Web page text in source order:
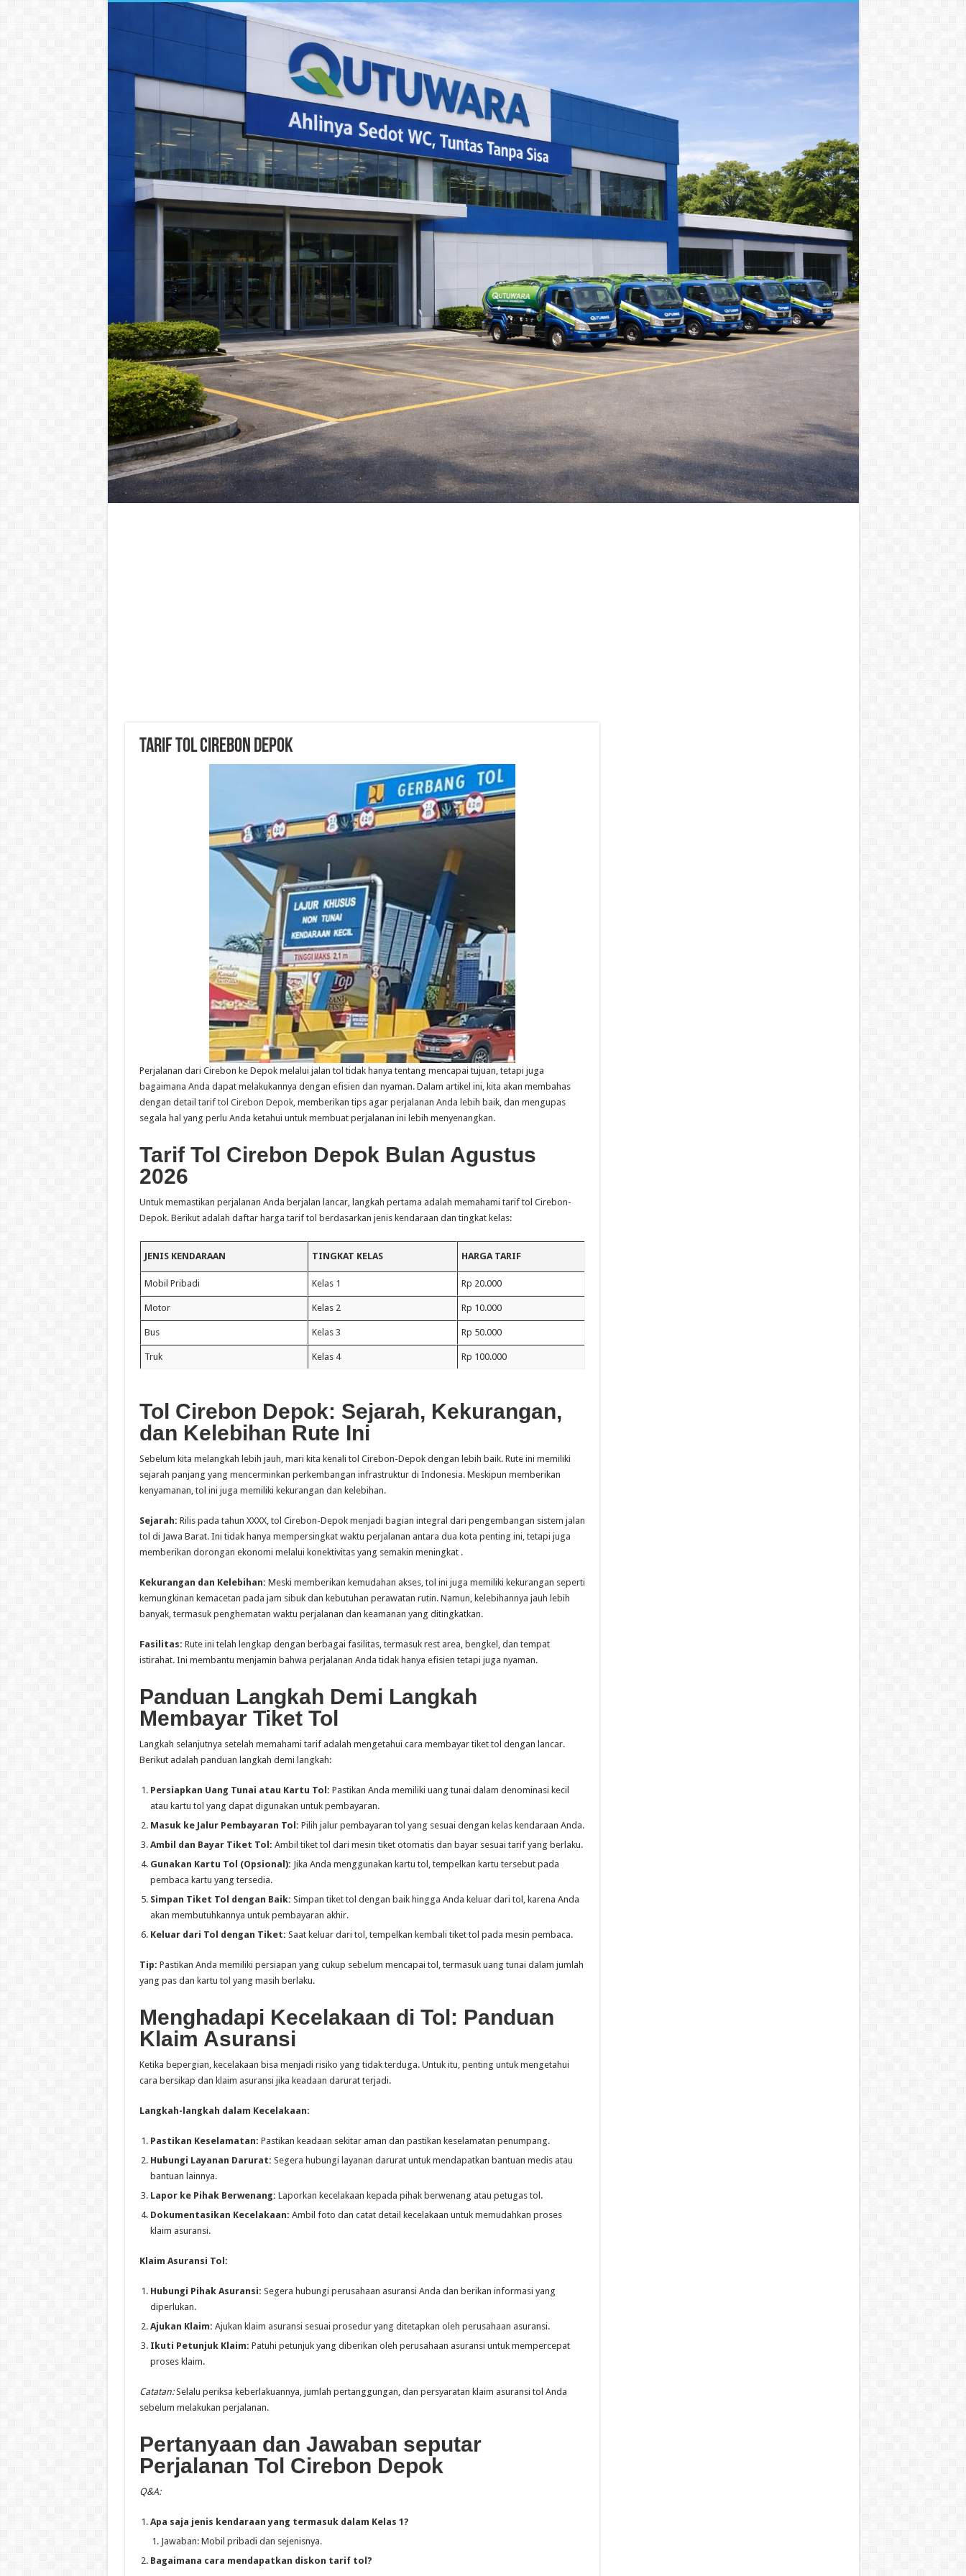
Tarif Tol Cirebon Depok
Perjalanan dari Cirebon ke Depok melalui jalan tol tidak hanya tentang mencapai tujuan, tetapi juga
bagaimana Anda dapat melakukannya dengan efisien dan nyaman. Dalam artikel ini, kita akan membahas
dengan detail tarif tol Cirebon Depok, memberikan tips agar perjalanan Anda lebih baik, dan mengupas
segala hal yang perlu Anda ketahui untuk membuat perjalanan ini lebih menyenangkan.
Tarif Tol Cirebon Depok Bulan Agustus
2026
Untuk memastikan perjalanan Anda berjalan lancar, langkah pertama adalah memahami tarif tol Cirebon-
Depok. Berikut adalah daftar harga tarif tol berdasarkan jenis kendaraan dan tingkat kelas:
JENIS KENDARAAN TINGKAT KELAS HARGA TARIF
Mobil Pribadi Kelas 1 Rp 20.000
Motor Kelas 2 Rp 10.000
Bus Kelas 3 Rp 50.000
Truk Kelas 4 Rp 100.000
Tol Cirebon Depok: Sejarah, Kekurangan,
dan Kelebihan Rute Ini
Sebelum kita melangkah lebih jauh, mari kita kenali tol Cirebon-Depok dengan lebih baik. Rute ini memiliki
sejarah panjang yang mencerminkan perkembangan infrastruktur di Indonesia. Meskipun memberikan
kenyamanan, tol ini juga memiliki kekurangan dan kelebihan.
Sejarah: Rilis pada tahun XXXX, tol Cirebon-Depok menjadi bagian integral dari pengembangan sistem jalan
tol di Jawa Barat. Ini tidak hanya mempersingkat waktu perjalanan antara dua kota penting ini, tetapi juga
memberikan dorongan ekonomi melalui konektivitas yang semakin meningkat .
Kekurangan dan Kelebihan: Meski memberikan kemudahan akses, tol ini juga memiliki kekurangan seperti
kemungkinan kemacetan pada jam sibuk dan kebutuhan perawatan rutin. Namun, kelebihannya jauh lebih
banyak, termasuk penghematan waktu perjalanan dan keamanan yang ditingkatkan.
Fasilitas: Rute ini telah lengkap dengan berbagai fasilitas, termasuk rest area, bengkel, dan tempat
istirahat. Ini membantu menjamin bahwa perjalanan Anda tidak hanya efisien tetapi juga nyaman.
Panduan Langkah Demi Langkah
Membayar Tiket Tol
Langkah selanjutnya setelah memahami tarif adalah mengetahui cara membayar tiket tol dengan lancar.
Berikut adalah panduan langkah demi langkah:
Persiapkan Uang Tunai atau Kartu Tol: Pastikan Anda memiliki uang tunai dalam denominasi kecil
atau kartu tol yang dapat digunakan untuk pembayaran.
Masuk ke Jalur Pembayaran Tol: Pilih jalur pembayaran tol yang sesuai dengan kelas kendaraan Anda.
Ambil dan Bayar Tiket Tol: Ambil tiket tol dari mesin tiket otomatis dan bayar sesuai tarif yang berlaku.
Gunakan Kartu Tol (Opsional): Jika Anda menggunakan kartu tol, tempelkan kartu tersebut pada
pembaca kartu yang tersedia.
Simpan Tiket Tol dengan Baik: Simpan tiket tol dengan baik hingga Anda keluar dari tol, karena Anda
akan membutuhkannya untuk pembayaran akhir.
Keluar dari Tol dengan Tiket: Saat keluar dari tol, tempelkan kembali tiket tol pada mesin pembaca.
Tip: Pastikan Anda memiliki persiapan yang cukup sebelum mencapai tol, termasuk uang tunai dalam jumlah
yang pas dan kartu tol yang masih berlaku.
Menghadapi Kecelakaan di Tol: Panduan
Klaim Asuransi
Ketika bepergian, kecelakaan bisa menjadi risiko yang tidak terduga. Untuk itu, penting untuk mengetahui
cara bersikap dan klaim asuransi jika keadaan darurat terjadi.
Langkah-langkah dalam Kecelakaan:
Pastikan Keselamatan: Pastikan keadaan sekitar aman dan pastikan keselamatan penumpang.
Hubungi Layanan Darurat: Segera hubungi layanan darurat untuk mendapatkan bantuan medis atau
bantuan lainnya.
Lapor ke Pihak Berwenang: Laporkan kecelakaan kepada pihak berwenang atau petugas tol.
Dokumentasikan Kecelakaan: Ambil foto dan catat detail kecelakaan untuk memudahkan proses
klaim asuransi.
Klaim Asuransi Tol:
Hubungi Pihak Asuransi: Segera hubungi perusahaan asuransi Anda dan berikan informasi yang
diperlukan.
Ajukan Klaim: Ajukan klaim asuransi sesuai prosedur yang ditetapkan oleh perusahaan asuransi.
Ikuti Petunjuk Klaim: Patuhi petunjuk yang diberikan oleh perusahaan asuransi untuk mempercepat
proses klaim.
Catatan:Selalu periksa keberlakuannya, jumlah pertanggungan, dan persyaratan klaim asuransi tol Anda
sebelum melakukan perjalanan.
Pertanyaan dan Jawaban seputar
Perjalanan Tol Cirebon Depok
Q&A:
Apa saja jenis kendaraan yang termasuk dalam Kelas 1?
Jawaban: Mobil pribadi dan sejenisnya.
Bagaimana cara mendapatkan diskon tarif tol?